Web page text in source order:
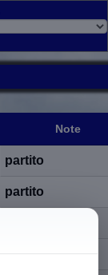
Note
partito
partito
partito